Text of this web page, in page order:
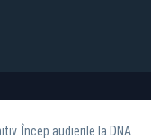
Încep audierile la DNA